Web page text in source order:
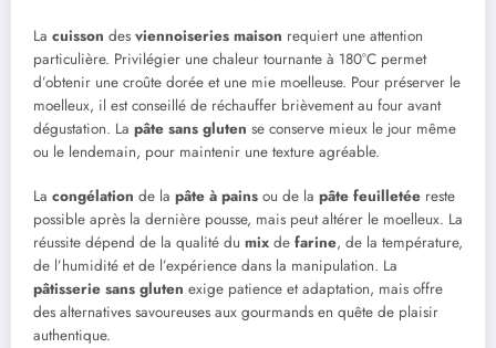
La cuisson des viennoiseries maison requiert une attention
particulière. Privilégier une chaleur tournante à 180°C permet
d’obtenir une croûte dorée et une mie moelleuse. Pour préserver le
moelleux, il est conseillé de réchauffer brièvement au four avant
dégustation. La pâte sans gluten se conserve mieux le jour même
ou le lendemain, pour maintenir une texture agréable.
La congélation de la pâte à pains ou de la pâte feuilletée reste
possible après la dernière pousse, mais peut altérer le moelleux. La
réussite dépend de la qualité du mix de farine, de la température,
de l’humidité et de l’expérience dans la manipulation. La
pâtisserie sans gluten exige patience et adaptation, mais offre
des alternatives savoureuses aux gourmands en quête de plaisir
authentique.